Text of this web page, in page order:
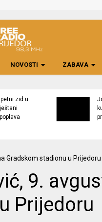
NOVOSTI ZABAVA
zid u
9.
Prijedoru